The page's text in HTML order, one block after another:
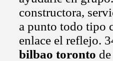
constructora,
a punto todo tipo
enlace el reflejo.
bilbao toronto